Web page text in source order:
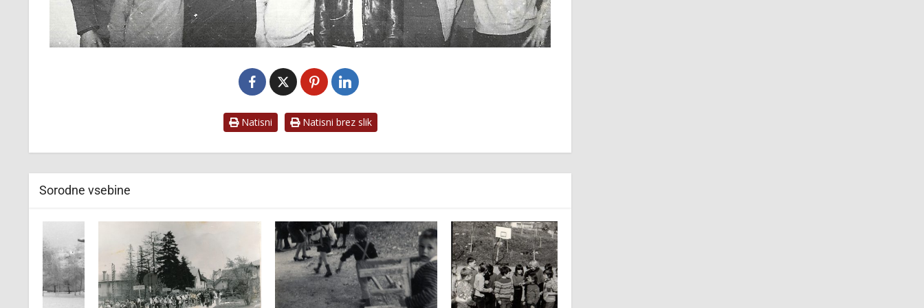
Natisni Natisni brez slik
Sorodne vsebine